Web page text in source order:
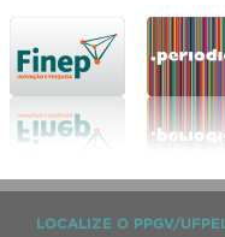
LOCALIZE O PPGV/UFPEL